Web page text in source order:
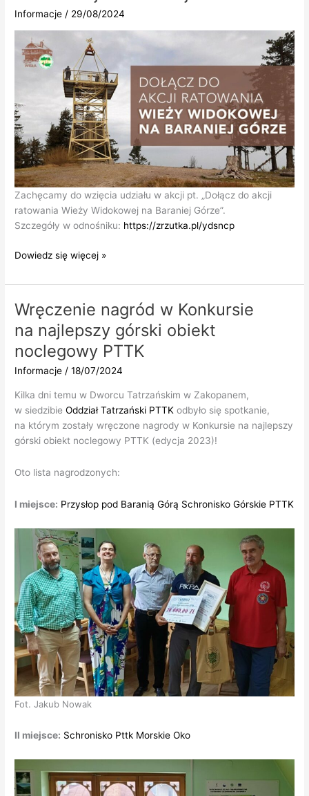
Informacje / 29/08/2024
Zachęcamy do wzięcia udziału w akcji pt. „Dołącz do akcji
ratowania Wieży Widokowej na Baraniej Górze”.
Szczegóły w odnośniku: https://zrzutka.pl/ydsncp
Dołącz
akcji
Wieży
Widokowej
na
Baraniej
Górze
Dowiedz się więcej »
Wręczenie nagród w Konkursie
na najlepszy górski obiekt
noclegowy PTTK
Informacje /18/07/2024
Kilka dni temu w Dworcu Tatrzańskim w Zakopanem,
w siedzibieOddział Tatrzański PTTK odbyło się spotkanie,
na którym zostały wręczone nagrody w Konkursie na najlepszy
górski obiekt noclegowy PTTK (edycja 2023)!
Oto lista nagrodzonych:
I miejsce: Przysłop pod Baranią Górą Schronisko Górskie PTTK
Fot. Jakub Nowak
II miejsce: Schronisko Pttk Morskie Oko